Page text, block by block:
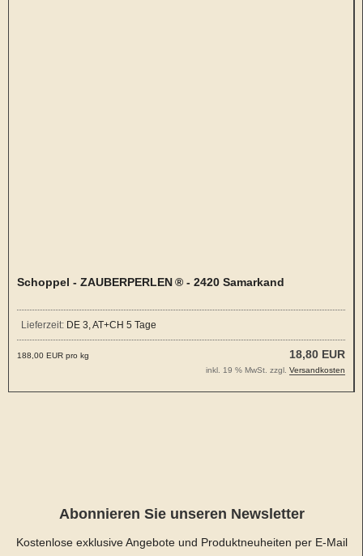
Schoppel - ZAUBERPERLEN ® - 2420 Samarkand
Lieferzeit: DE 3, AT+CH 5 Tage
18,80 EUR
188,00 EUR pro kg
inkl. 19 % MwSt. zzgl. Versandkosten
Abonnieren Sie unseren Newsletter
Kostenlose exklusive Angebote und Produktneuheiten per E-Mail